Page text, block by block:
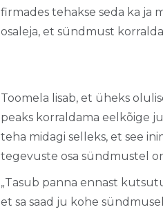
firmades tehakse seda ka ja
osaleja, et sündmust
Toomela lisab, et üheks
peaks korraldama eelkõige
teha midagi selleks, et see
tegevuste osa sündmustel
„Tasub panna ennast
et sa saad ju kohe